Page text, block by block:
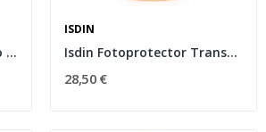
Isdin Fotoprotector Hydro Oil SPF30 200ml
ISDIN
Isdin Fotoprotector Transparent Spray Wet Skin...
28,50 €